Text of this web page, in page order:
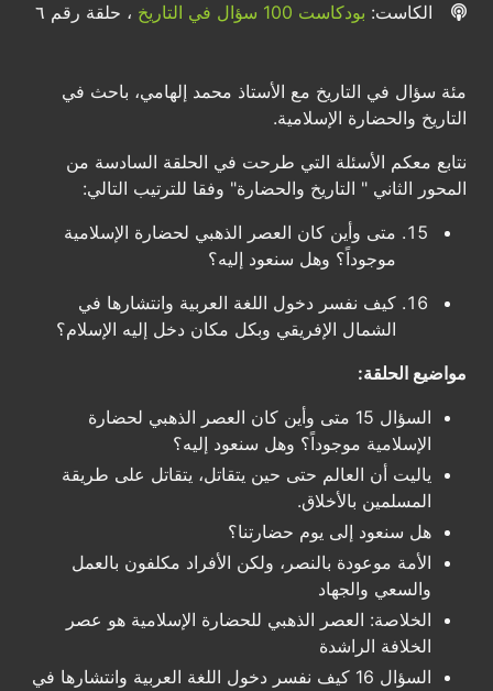
الكاست: بودكاست 100 سؤال في التاريخ ، حلقة رقم ٦
مئة سؤال في التاريخ مع الأستاذ محمد إلهامي، باحث في
التاريخ والحضارة الإسلامية.
نتابع معكم الأسئلة التي طرحت في الحلقة السادسة من
المحور الثاني " التاريخ والحضارة" وفقا للترتيب التالي:
متى وأين كان العصر الذهبي لحضارة الإسلامية
موجوداً؟ وهل سنعود إليه؟
كيف نفسر دخول اللغة العربية وانتشارها في
الشمال الإفريقي وبكل مكان دخل إليه الإسلام؟
مواضيع الحلقة:
السؤال 15 متى وأين كان العصر الذهبي لحضارة
الإسلامية موجوداً؟ وهل سنعود إليه؟
ياليت أن العالم حتى حين يتقاتل، يتقاتل على طريقة
المسلمين بالأخلاق.
هل سنعود إلى يوم حضارتنا؟
الأمة موعودة بالنصر، ولكن الأفراد مكلفون بالعمل
والسعي والجهاد
الخلاصة: العصر الذهبي للحضارة الإسلامية هو عصر
الخلافة الراشدة
السؤال 16 كيف نفسر دخول اللغة العربية وانتشارها في